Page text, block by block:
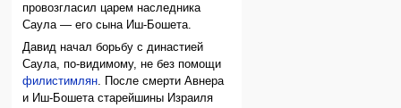
провозгласил царем наследника
Саула — его сына Иш-Бошета.
Давид начал борьбу с династией
Саула, по-видимому, не без помощи
филистимлян. После смерти Авнера
и Иш-Бошета старейшины Израиля